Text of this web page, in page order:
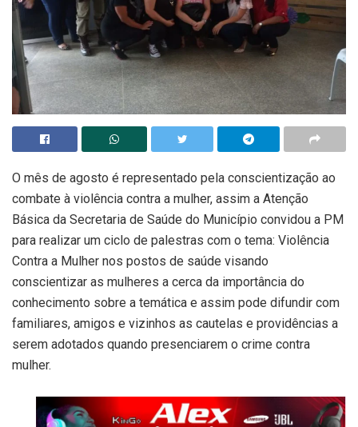
O mês de agosto é representado pela conscientização ao
combate à violência contra a mulher, assim a Atenção
Básica da Secretaria de Saúde do Município convidou a PM
para realizar um ciclo de palestras com o tema: Violência
Contra a Mulher nos postos de saúde visando
conscientizar as mulheres a cerca da importância do
conhecimento sobre a temática e assim pode difundir com
familiares, amigos e vizinhos as cautelas e providências a
serem adotados quando presenciarem o crime contra
mulher.